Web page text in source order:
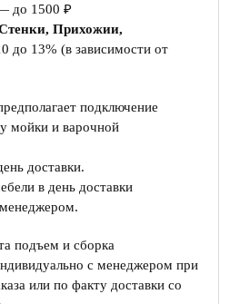
до 1500 ₽
Прихожии,
до 13% (в зависимости от
подключение
мойки и варочной
доставки.
в день доставки
менеджером.
подъем и сборка
с менеджером при
или по факту доставки со